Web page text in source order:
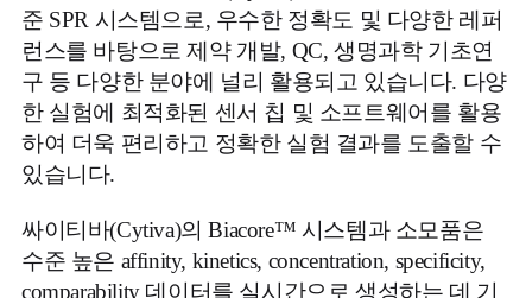
준 SPR 시스템으로, 우수한 정확도 및 다양한 레퍼
런스를 바탕으로 제약 개발, QC, 생명과학 기초연
구 등 다양한 분야에 널리 활용되고 있습니다. 다양
한 실험에 최적화된 센서 칩 및 소프트웨어를 활용
하여 더욱 편리하고 정확한 실험 결과를 도출할 수
있습니다.
싸이티바(Cytiva)의 Biacore™ 시스템과 소모품은
수준 높은 affinity, kinetics, concentration, specificity,
comparability 데이터를 실시간으로 생성하는 데 기